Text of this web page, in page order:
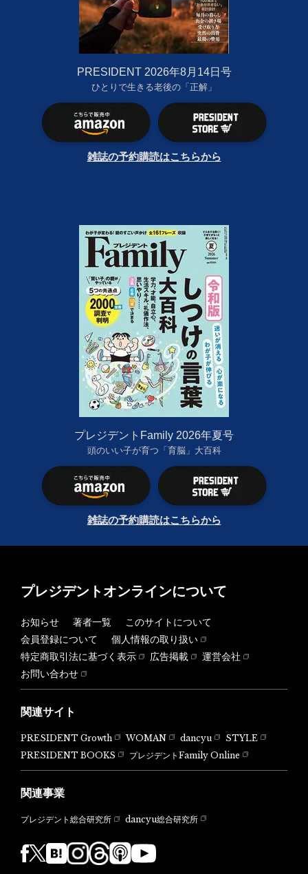
PRESIDENT 2026年8月14日号
ひとりで生きる老後の「正解」
雑誌の予約購読はこちらから
プレジデントFamily 2026年夏号
頭のいい子が育つ「育脳」大百科
雑誌の予約購読はこちらから
プレジデントオンラインについて
お知らせ 著者一覧
このサイトについて
会員登録について
個人情報の取り扱い
特定商取引法に基づく表示
広告掲載
運営会社
お問い合わせ
関連サイト
PRESIDENT Growth WOMAN dancyu
STYLE
PRESIDENT BOOKS
プレジデントFamily Online
関連事業
プレジデント総合研究所 dancyu総合研究所